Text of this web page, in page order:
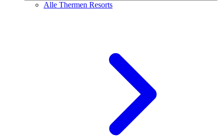
Alle Thermen Resorts